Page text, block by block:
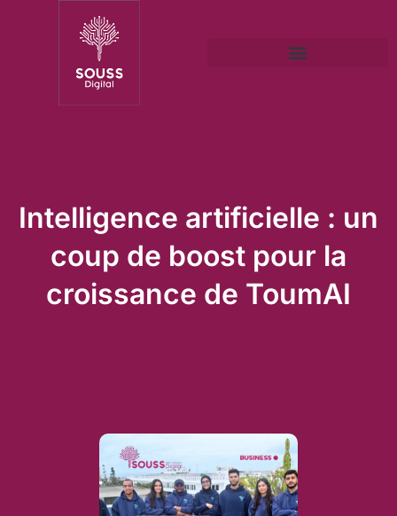
Intelligence artificielle : un
coup de boost pour la
croissance de ToumAI